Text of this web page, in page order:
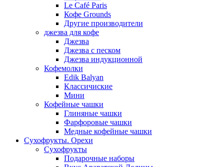
Le Café Paris
Кофе Grounds
Другие производители
джезва для кофе
Джезва
Джезва с песком
Джезва индукционной
Кофемолки
Edik Balyan
Классичиские
Мини
Кофейные чашки
Глиняные чашки
Фарфоровые чашки
Медные кофейные чашки
Сухофрукты. Орехи
Сухофрукты
Подарочные наборы